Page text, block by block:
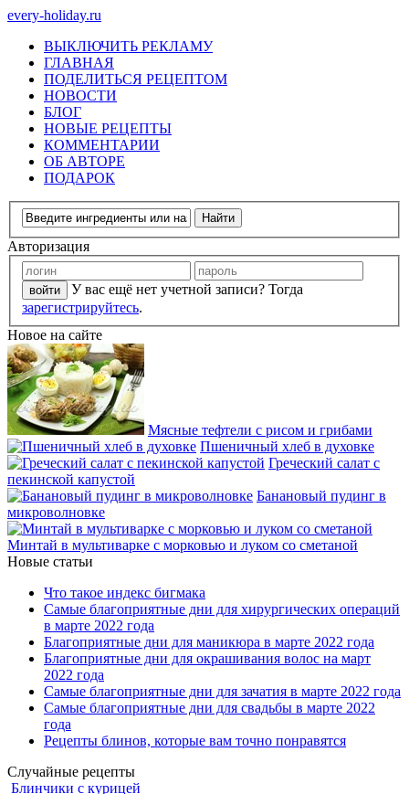
every-holiday.ru
ВЫКЛЮЧИТЬ РЕКЛАМУ
ГЛАВНАЯ
ПОДЕЛИТЬСЯ РЕЦЕПТОМ
НОВОСТИ
БЛОГ
НОВЫЕ РЕЦЕПТЫ
КОММЕНТАРИИ
ОБ АВТОРЕ
ПОДАРОК
Авторизация
У вас ещё нет учетной записи? Тогда
зарегистрируйтесь.
Новое на сайте
Мясные тефтели с рисом и грибами
Пшеничный хлеб в духовке
Греческий салат с
пекинской капустой
Банановый пудинг в
микроволновке
Минтай в мультиварке с морковью и луком со сметаной
Новые статьи
Что такое индекс бигмака
Самые благоприятные дни для хирургических операций
в марте 2022 года
Благоприятные дни для маникюра в марте 2022 года
Благоприятные дни для окрашивания волос на март
2022 года
Самые благоприятные дни для зачатия в марте 2022 года
Самые благоприятные дни для свадьбы в марте 2022
года
Рецепты блинов, которые вам точно понравятся
Случайные рецепты
Блинчики с курицей